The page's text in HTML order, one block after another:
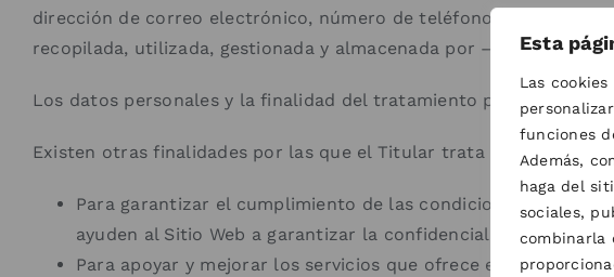
Esta
Las
funciones
Además,
haga del
sociales,
combinarla
dirección de correo electrónico, número de teléfono, y otra
recopilada, utilizada, gestionada y almacenada por — Raiola
Los datos personales y la finalidad del tratamiento por parte del
Existen otras finalidades por las que el Titular trata datos
Para garantizar el cumplimiento de las condiciones
ayuden al Sitio Web a garantizar la confidencialidad de los
Para apoyar y mejorar los servicios que ofrece este Sitio Web.